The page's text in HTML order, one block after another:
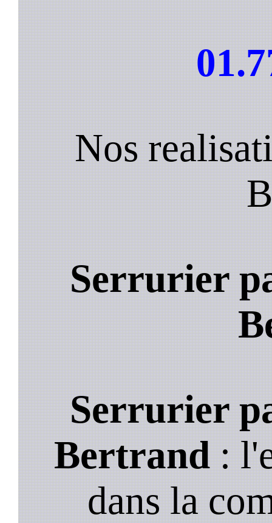
Nos
Serrurier
Serrurier
Bertrand:
dans la